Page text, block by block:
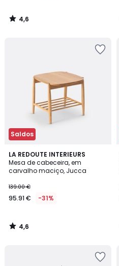
4,6
/
Saldos
LA REDOUTE INTERIEURS
Mesa de cabeceira, em
carvalho maciço, Jucca
139.00 €
95.91 € -31%
4,6
/ 5
4,6
/